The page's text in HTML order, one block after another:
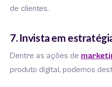
de clientes.
7. Invista em
Dentre as ações de
produto digital, podemos